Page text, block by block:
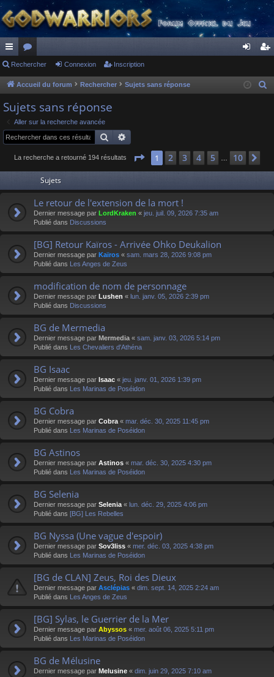
ac
co
ur
ci
s
or
u
s
ne cri
Rechercher Connexion Inscription
Accueil du forum Rechercher Sujets sans réponse
e
Sujets sans réponse
Aller sur la recherche avancée
Rechercher
La recherche a retourné 194 résultats Page 1sur 10
1 2 3 4 5 10
Sujets
Le retour de l'extension de la mort !
Dernier message par LordKraken « jeu. juil. 09, 2026 7:35 am
Publié dans Discussions
[BG] Retour Kaïros - Arrivée Ohko Deukalion
Dernier message par Kaïros « sam. mars 28, 2026 9:08 pm
Publié dans Les Anges de Zeus
modification de nom de personnage
Dernier message par Lushen « lun. janv. 05, 2026 2:39 pm
Publié dans Discussions
BG de Mermedia
Dernier message par Mermedia « sam. janv. 03, 2026 5:14 pm
Publié dans Les Chevaliers d'Athéna
BG Isaac
Dernier message par Isaac « jeu. janv. 01, 2026 1:39 pm
Publié dans Les Marinas de Poséidon
BG Cobra
Dernier message par Cobra « mar. déc. 30, 2025 11:45 pm
Publié dans Les Marinas de Poséidon
BG Astinos
Dernier message par Astinos « mar. déc. 30, 2025 4:30 pm
Publié dans Les Marinas de Poséidon
BG Selenia
Dernier message par Selenia « lun. déc. 29, 2025 4:06 pm
Publié dans [BG] Les Rebelles
BG Nyssa (Une vague d'espoir)
Dernier message par Sov3liss « mer. déc. 03, 2025 4:38 pm
Publié dans Les Marinas de Poséidon
[BG de CLAN] Zeus, Roi des Dieux
Dernier message par Asclépias « dim. sept. 14, 2025 2:24 am
Publié dans Les Anges de Zeus
[BG] Sylas, le Guerrier de la Mer
Dernier message par Abyssos « mer. août 06, 2025 5:11 pm
Publié dans Les Marinas de Poséidon
BG de Mélusine
Dernier message par Melusine « dim. juin 29, 2025 7:10 am